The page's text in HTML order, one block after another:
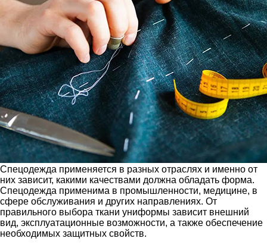
Спецодежда применяется в разных отраслях и именно от
них зависит, какими качествами должна обладать форма.
Спецодежда применима в промышленности, медицине, в
сфере обслуживания и других направлениях. От
правильного выбора ткани униформы зависит внешний
вид, эксплуатационные возможности, а также обеспечение
необходимых защитных свойств.